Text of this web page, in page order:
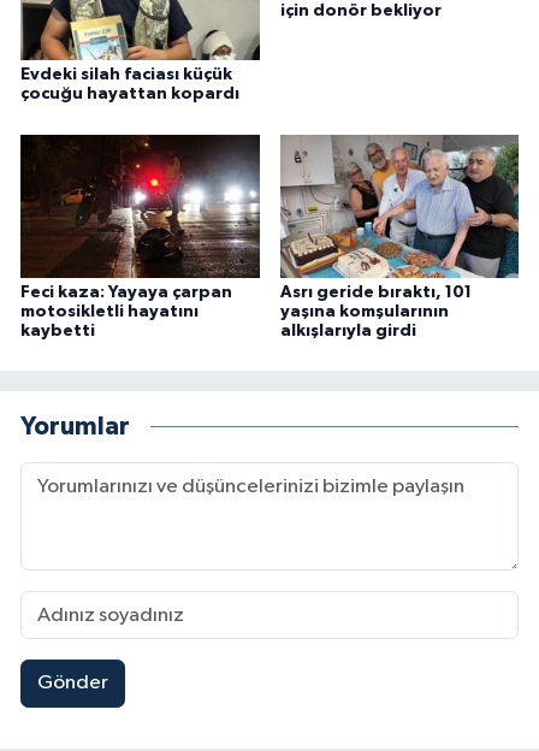
Evdeki silah faciası küçük
çocuğu hayattan kopardı
için donör bekliyor
Feci kaza: Yayaya çarpan
motosikletli hayatını
kaybetti
Asrı geride bıraktı, 101
yaşına komşularının
alkışlarıyla girdi
Yorumlar
Gönder